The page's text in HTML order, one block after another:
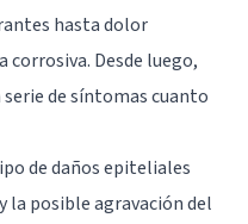
hasta dolor
Desde luego,
de síntomas cuanto
de daños epiteliales
la posible agravación del